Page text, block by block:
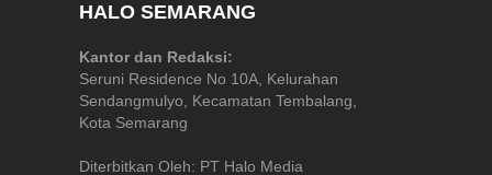
HALO SEMARANG
Kantor dan Redaksi:
Seruni Residence No 10A, Kelurahan
Sendangmulyo, Kecamatan Tembalang,
Kota Semarang
Diterbitkan Oleh: PT Halo Media